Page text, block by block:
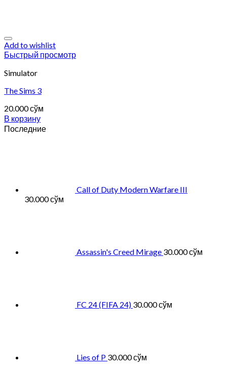
Add to wishlist
Быстрый просмотр
Simulator
The Sims 3
20.000сўм
В корзину
Последние
Call of Duty Modern Warfare III
30.000сўм
Assassin's Creed Mirage 30.000сўм
FC 24 (FIFA 24) 30.000сўм
Lies of P 30.000сўм